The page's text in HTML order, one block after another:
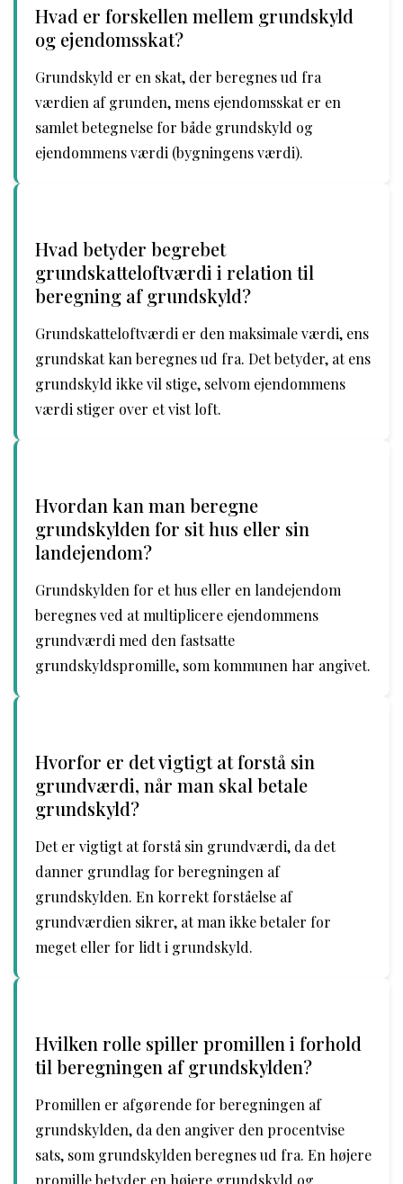
Hvad er forskellen mellem grundskyld
og ejendomsskat?
Grundskyld er en skat, der beregnes ud fra
værdien af grunden, mens ejendomsskat er en
samlet betegnelse for både grundskyld og
ejendommens værdi (bygningens værdi).
Hvad betyder begrebet
grundskatteloftværdi i relation til
beregning af grundskyld?
Grundskatteloftværdi er den maksimale værdi, ens
grundskat kan beregnes ud fra. Det betyder, at ens
grundskyld ikke vil stige, selvom ejendommens
værdi stiger over et vist loft.
Hvordan kan man beregne
grundskylden for sit hus eller sin
landejendom?
Grundskylden for et hus eller en landejendom
beregnes ved at multiplicere ejendommens
grundværdi med den fastsatte
grundskyldspromille, som kommunen har angivet.
Hvorfor er det vigtigt at forstå sin
grundværdi, når man skal betale
grundskyld?
Det er vigtigt at forstå sin grundværdi, da det
danner grundlag for beregningen af
grundskylden. En korrekt forståelse af
grundværdien sikrer, at man ikke betaler for
meget eller for lidt i grundskyld.
Hvilken rolle spiller promillen i forhold
til beregningen af grundskylden?
Promillen er afgørende for beregningen af
grundskylden, da den angiver den procentvise
sats, som grundskylden beregnes ud fra. En højere
promille betyder en højere grundskyld og